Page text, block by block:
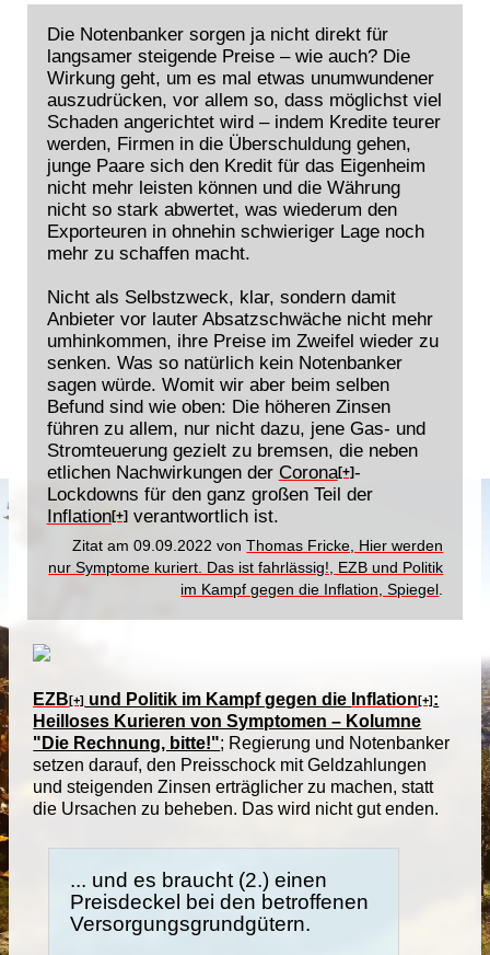
Die Notenbanker sorgen ja nicht direkt für
langsamer steigende Preise – wie auch? Die
Wirkung geht, um es mal etwas unumwundener
auszudrücken, vor allem so, dass möglichst viel
Schaden angerichtet wird – indem Kredite teurer
werden, Firmen in die Überschuldung gehen,
junge Paare sich den Kredit für das Eigenheim
nicht mehr leisten können und die Währung
nicht so stark abwertet, was wiederum den
Exporteuren in ohnehin schwieriger Lage noch
mehr zu schaffen macht.
Nicht als Selbstzweck, klar, sondern damit
Anbieter vor lauter Absatzschwäche nicht mehr
umhinkommen, ihre Preise im Zweifel wieder zu
senken. Was so natürlich kein Notenbanker
sagen würde. Womit wir aber beim selben
Befund sind wie oben: Die höheren Zinsen
führen zu allem, nur nicht dazu, jene Gas- und
Stromteuerung gezielt zu bremsen, die neben
etlichen Nachwirkungen der Corona[+]-
Lockdowns für den ganz großen Teil der
Inflation[+]verantwortlich ist.
Zitat am 09.09.2022 vonThomas Fricke, Hier werden
nur Symptome kuriert. Das ist fahrlässig!, EZB und Politik
im Kampf gegen die Inflation, Spiegel.
EZB[+] und Politik im Kampf gegen die Inflation[+]:
Heilloses Kurieren von Symptomen – Kolumne
"Die Rechnung, bitte!"; Regierung und Notenbanker
setzen darauf, den Preisschock mit Geldzahlungen
und steigenden Zinsen erträglicher zu machen, statt
die Ursachen zu beheben. Das wird nicht gut enden.
... und es braucht (2.) einen
Preisdeckel bei den betroffenen
Versorgungsgrundgütern.